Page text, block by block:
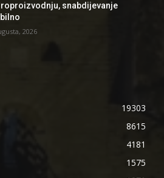
snabdijevanje
2026
19303
8615
4181
1575